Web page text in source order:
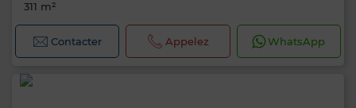
311 m²
Contacter Appelez WhatsApp